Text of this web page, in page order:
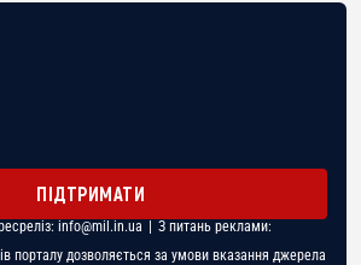
ПІДТРИМАТИ
info@mil.in.ua | З питань реклами:
порталу дозволяється за умови вказання джерела